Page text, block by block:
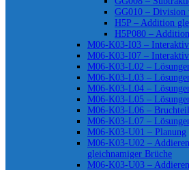
GG010 – Division
H5P – Addition
H5P080 –
M06-K03-I03 –
M06-K03-I07 –
M06-K03-L02 –
M06-K03-L03 –
M06-K03-L04 –
M06-K03-L05 –
M06-K03-L06 –
M06-K03-L07 –
M06-K03-U01 – Planung
M06-K03-U02 –
gleichnamiger Brüche
M06-K03-U03 –